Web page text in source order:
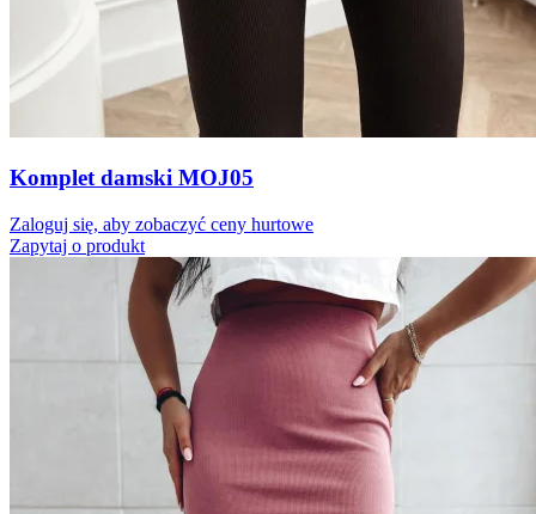
Komplet damski MOJ05
Zaloguj się, aby zobaczyć ceny hurtowe
Zapytaj o produkt